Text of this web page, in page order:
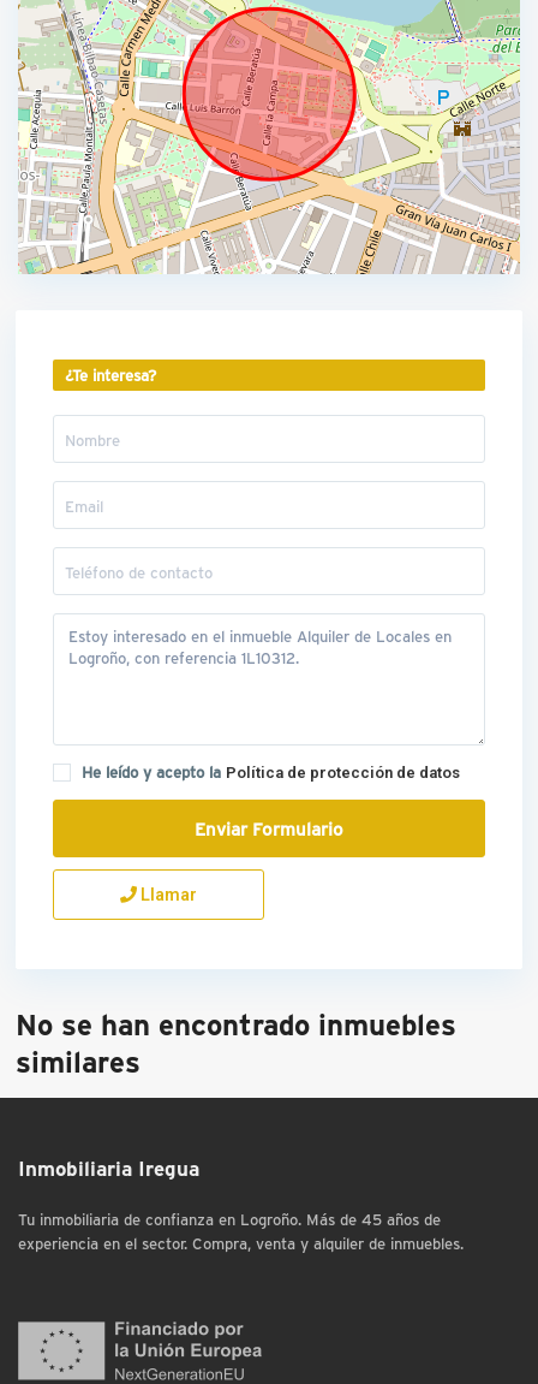
¿Te interesa?
He leído y acepto la Política de protección de datos
Llamar
No se han encontrado inmuebles
similares
Inmobiliaria Iregua
Tu inmobiliaria de confianza en Logroño. Más de 45 años de
experiencia en el sector. Compra, venta y alquiler de inmuebles.